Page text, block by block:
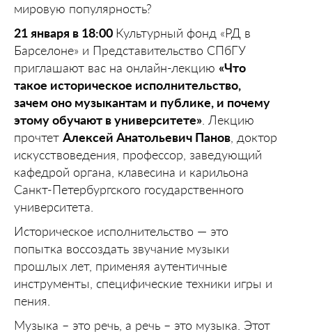
мировую популярность?
21 января в 18:00 Культурный фонд «РД в
Барселоне» и Представительство СПбГУ
приглашают вас на онлайн-лекцию «Что
такое историческое исполнительство,
зачем оно музыкантам и публике, и почему
этому обучают в университете» . Лекцию
прочтет Алексей Анатольевич Панов , доктор
искусствоведения, профессор, заведующий
кафедрой органа, клавесина и карильона
Санкт-Петербургского государственного
университета.
Историческое исполнительство — это
попытка воссоздать звучание музыки
прошлых лет, применяя аутентичные
инструменты, специфические техники игры и
пения.
Музыка – это речь, а речь – это музыка. Этот